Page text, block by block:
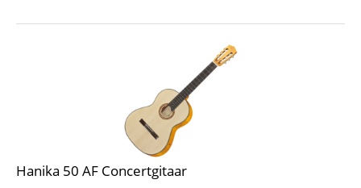
Hanika 50 AF Concertgitaar